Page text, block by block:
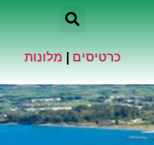
כרטיסים מלונות